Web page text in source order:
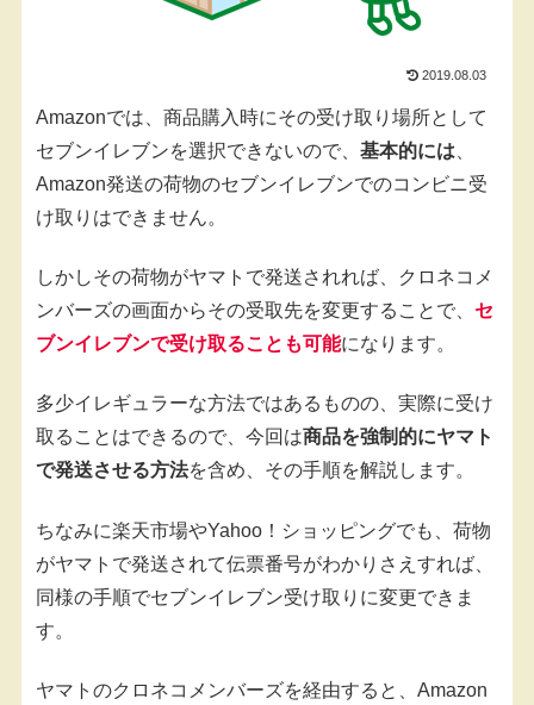
2019.08.03
Amazonでは、商品購入時にその受け取り場所として
セブンイレブンを選択できないので、 基本的には
Amazon発送の荷物のセブンイレブンでのコンビニ受
け取りはできません。
しかしその荷物がヤマトで発送されれば、クロネコメ
ンバーズの画面からその受取先を変更することで、 セ
ブンイレブンで受け取ることも可能になります。
多少イレギュラーな方法ではあるものの、実際に受け
取ることはできるので、今回は商品を強制的にヤマト
で発送させる方法を含め、その手順を解説します。
ちなみに楽天市場やYahoo！ショッピングでも、荷物
がヤマトで発送されて伝票番号がわかりさえすれば、
同様の手順でセブンイレブン受け取りに変更できま
す。
ヤマトのクロネコメンバーズを経由すると、Amazon